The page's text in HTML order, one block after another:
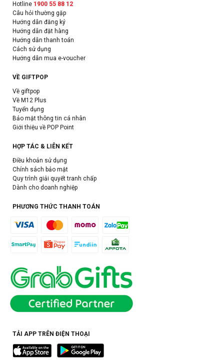
Hotline 1900 55 88 12
Câu hỏi thường gặp
Hướng dẫn đăng ký
Hướng dẫn đặt hàng
Hướng dẫn thanh toán
Cách sử dụng
Hướng dẫn mua e-voucher
VỀ GIFTPOP
Về giftpop
Về M12 Plus
Tuyển dụng
Bảo mật thông tin cá nhân
Giới thiệu về POP Point
HỢP TÁC & LIÊN KẾT
Điều khoản sử dụng
Chính sách bảo mật
Quy trình giải quyết tranh chấp
Dành cho doanh nghiệp
PHƯƠNG THỨC THANH TOÁN
TẢI APP TRÊN ĐIỆN THOẠI